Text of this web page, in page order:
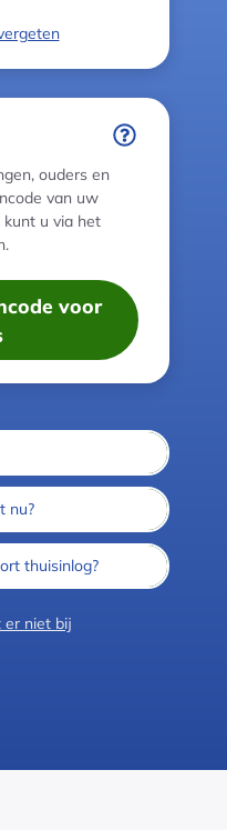
ouders en
van uw
u via het
voor
nu?
thuisinlog?
er niet bij